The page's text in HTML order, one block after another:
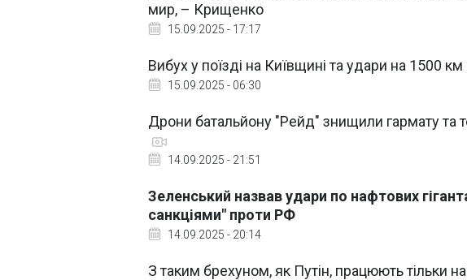
мир, – Крищенко
15.09.2025 - 17:17
Вибух у поїзді на Київщині та удари на 1500 км
15.09.2025 - 06:30
Дрони батальйону "Рейд" знищили гармату та
14.09.2025 - 21:51
Зеленський назвав удари по нафтових
санкціями" проти РФ
14.09.2025 - 20:14
З таким брехуном, як Путін, працюють тільки